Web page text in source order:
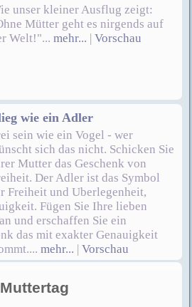
unser kleiner Ausflug zeigt:
Mütter geht es nirgends auf
Welt!"... mehr... | Vorschau
wie ein Adler
sein wie ein Vogel - wer
sich das nicht. Schicken Sie
Mutter das Geschenk von
Der Adler ist das Symbol
Freiheit und Uberlegenheit,
Fügen Sie Ihre lieben
und erschaffen Sie ein
das mit exakter Genauigkeit
mehr... | Vorschau